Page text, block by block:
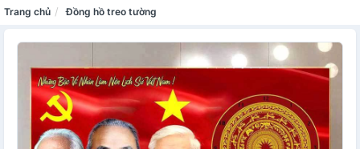
Trang chủ Đồng hồ treo tường